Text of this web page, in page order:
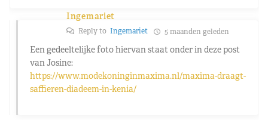
Ingemariet
Reply to Ingemariet 5 maanden geleden
Een gedeeltelijke foto hiervan staat onder in deze post
van Josine:
https://www.modekoninginmaxima.nl/maxima-draagt-
saffieren-diadeem-in-kenia/